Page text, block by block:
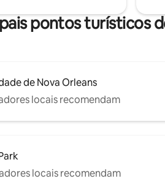
informações*
pontos turísticos
de Nova Orleans
locais recomendam
locais recomendam